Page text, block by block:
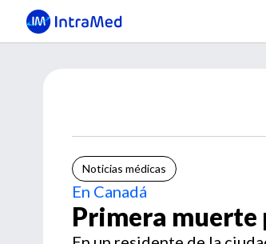
Noticias médicas
En Canadá
Primera muerte